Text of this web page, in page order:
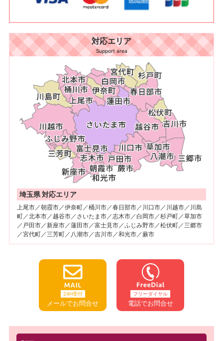
対応エリア
Support area
埼玉県 対応エリア
上尾市／朝霞市／伊奈町／桶川市／春日部市／川口市／川越市／川島
町／北本市／越谷市／さいたま市／志木市／白岡市／杉戸町／草加市
／戸田市／新座市／蓮田市／富士見市／ふじみ野市／松伏町／三郷市
／宮代町／三芳町／八潮市／吉川市／和光市／蕨市
24H受付
メールでお問合せ
フリーダイヤル
電話でお問合せ